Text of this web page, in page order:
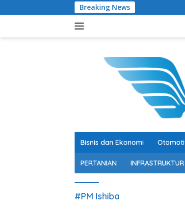
ke
Breaking News
Bisnis dan Ekonomi
PERTANIAN INFRASTRUKTUR
#PM Ishiba